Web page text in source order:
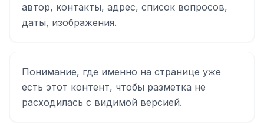
автор, контакты, адрес, список вопросов,
даты, изображения.
Понимание, где именно на странице уже
есть этот контент, чтобы разметка не
расходилась с видимой версией.